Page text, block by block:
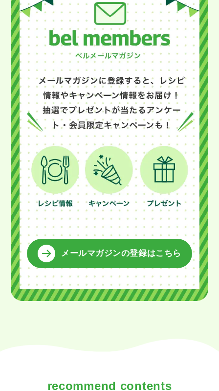
メールマガジンの登録はこちら
recommend contents